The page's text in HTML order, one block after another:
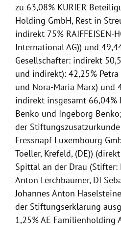
zu 63,08% KURIER
Holding GmbH, Rest in
indirekt 75% RAIFFEISEN-
International AG)) und
Gesellschafter: indirekt
und indirekt): 42,25%
und Nora-Maria Marx) und
indirekt insgesamt 66,04%
Benko und Ingeborg
der Stiftungszusatzurkunde
Fressnapf Luxembourg
Toeller, Krefeld, (DE))
Spittal an der Drau (Stifter:
Anton Lerchbaumer, DI
Johannes Anton
der Stiftungserklärung
1,25% AE Familienholding